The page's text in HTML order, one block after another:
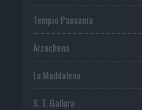
Tempio Pausania
Arzachena
La Maddalena
S. T. Gallura